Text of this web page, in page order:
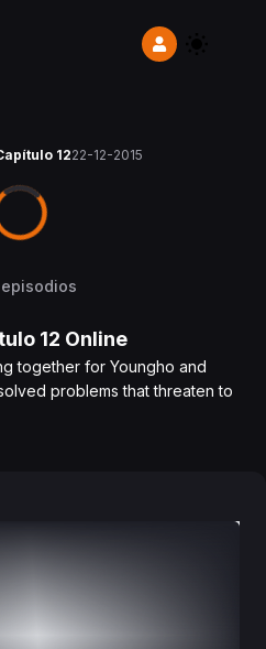
1222-12-2015
12 Online
together for Youngho and
problems that threaten to